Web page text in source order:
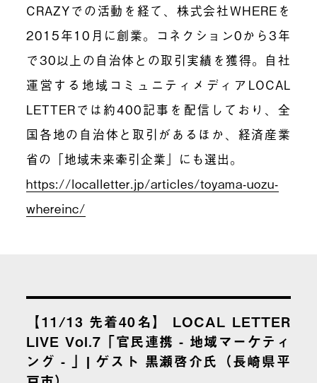
CRAZYでの活動を経て、株式会社WHEREを
2015年10月に創業。コネクション0から3年
で30以上の自治体との取引実績を獲得。自社
運営する地域コミュニティメディアLOCAL
LETTERでは約400記事を配信しており、全
国各地の自治体と取引があるほか、経済産業
省の「地域未来牽引企業」にも選出。
https://localletter.jp/articles/toyama-uozu-
whereinc/
【11/13 先着40名】 LOCAL LETTER
LIVE Vol.7「官民連携 - 地域マーケティ
ング - 」| ゲスト 黒瀬啓介氏（長崎県平